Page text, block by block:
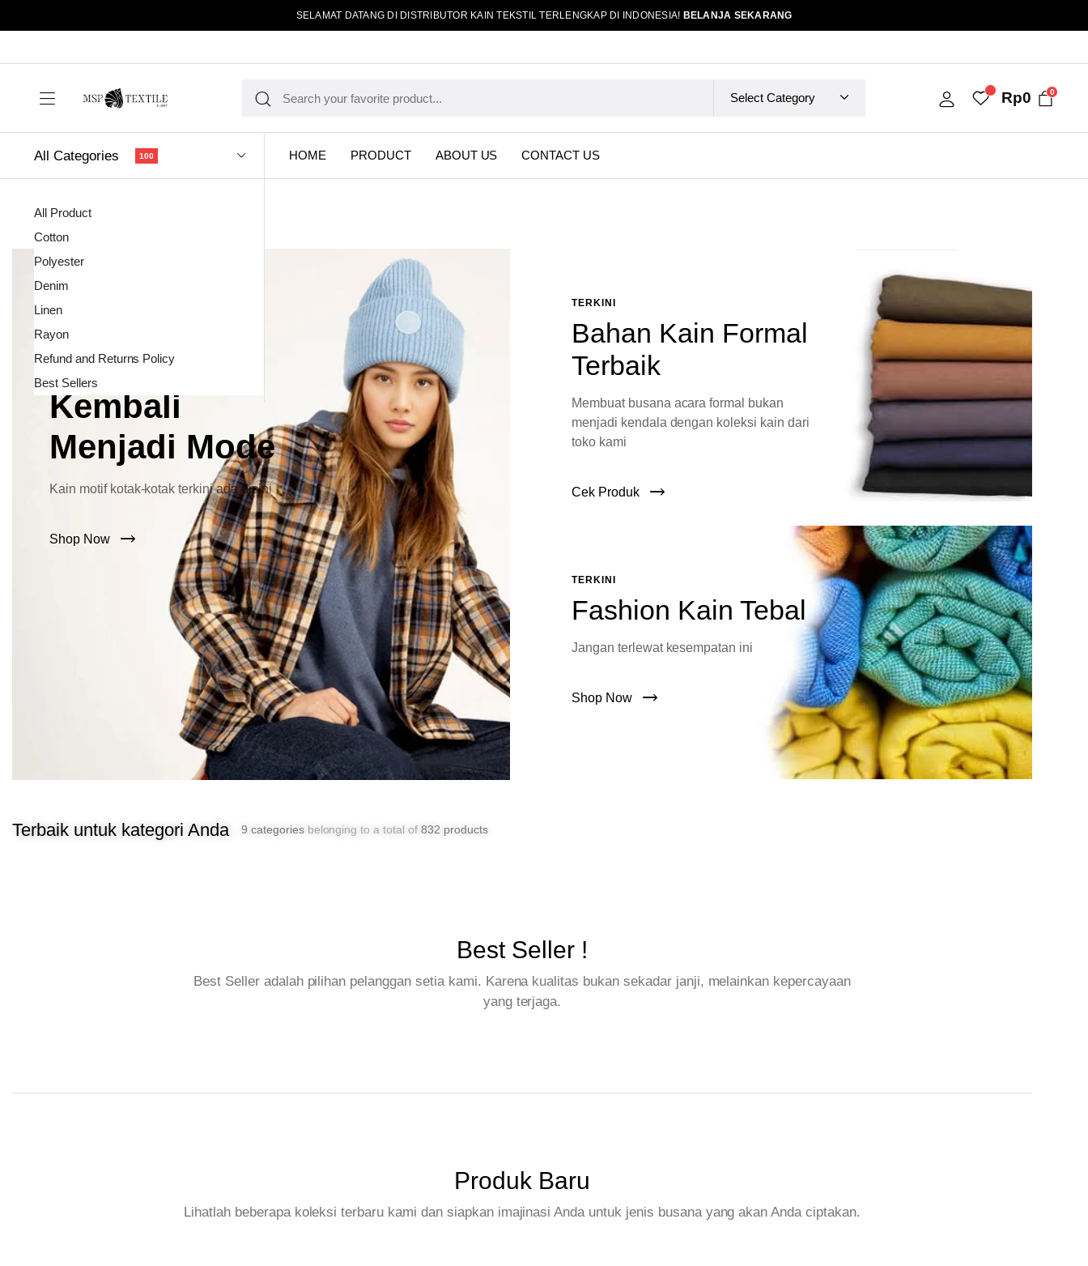
SELAMAT DATANG DI DISTRIBUTOR KAIN TEKSTIL TERLENGKAP DI INDONESIA! BELANJA SEKARANG
Rp0 0
All Categories 100
All Product
Cotton
Polyester
Denim
Linen
Rayon
Refund and Returns Policy
Best Sellers
HOME PRODUCT ABOUT US CONTACT US
Kain Pola
Lebar Kini
Kembali
Menjadi Mode
Kain motif kotak-kotak terkini ada disini
Shop Now
TERKINI
Bahan Kain Formal
Terbaik
Membuat busana acara formal bukan
menjadi kendala dengan koleksi kain dari
toko kami
Cek Produk
TERKINI
Fashion Kain Tebal
Jangan terlewat kesempatan ini
Shop Now
Terbaik untuk kategori Anda 9 categoriesbelonging to a total of 832 products
Best Seller !
Best Seller adalah pilihan pelanggan setia kami. Karena kualitas bukan sekadar janji, melainkan kepercayaan
yang terjaga.
Produk Baru
Lihatlah beberapa koleksi terbaru kami dan siapkan imajinasi Anda untuk jenis busana yang akan Anda ciptakan.